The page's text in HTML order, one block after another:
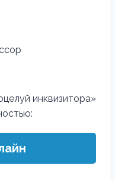
инквизитора»